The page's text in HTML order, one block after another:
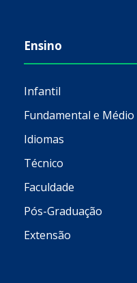
Ensino
Infantil
Fundamental e Médio
Idiomas
Técnico
Faculdade
Pós-Graduação
Extensão